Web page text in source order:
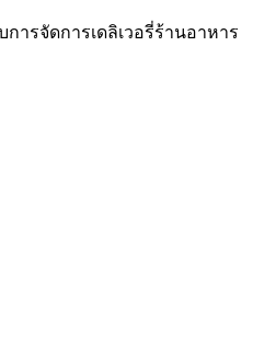
ารจัดการเดลิเวอรี่ร้านอาหาร